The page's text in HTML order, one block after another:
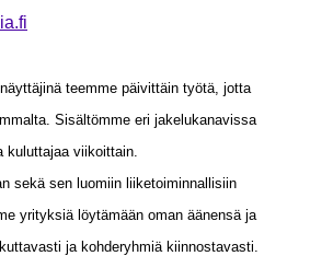
teemme päivittäin työtä, jotta
Sisältömme eri jakelukanavissa
kuluttajaa viikoittain.
sekä sen luomiin liiketoiminnallisiin
yrityksiä löytämään oman äänensä ja
ja kohderyhmiä kiinnostavasti.